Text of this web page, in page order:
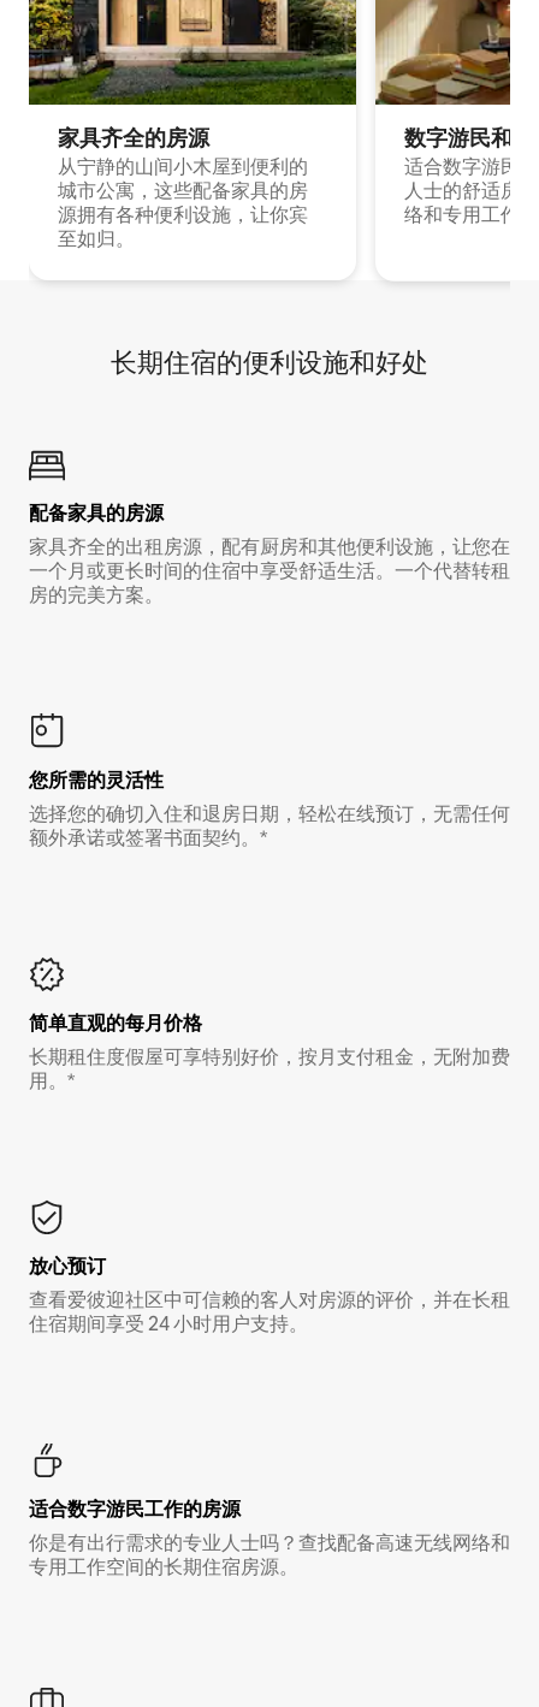
家具齐全的房源
从宁静的山间小木屋到便利的
城市公寓，这些配备家具的房
源拥有各种便利设施，让你宾
至如归。
数字游民和
适合数字游民
人士的舒适房
络和专用工作
长期住宿的便利设施和好处
配备家具的房源
家具齐全的出租房源，配有厨房和其他便利设施，让您在
一个月或更长时间的住宿中享受舒适生活。一个代替转租
房的完美方案。
您所需的灵活性
选择您的确切入住和退房日期，轻松在线预订，无需任何
额外承诺或签署书面契约。*
简单直观的每月价格
长期租住度假屋可享特别好价，按月支付租金，无附加费
用。*
放心预订
查看爱彼迎社区中可信赖的客人对房源的评价，并在长租
住宿期间享受 24 小时用户支持。
适合数字游民工作的房源
你是有出行需求的专业人士吗？查找配备高速无线网络和
专用工作空间的长期住宿房源。